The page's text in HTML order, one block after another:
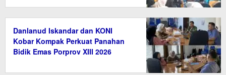
Danlanud Iskandar dan KONI
Kobar Kompak Perkuat Panahan
Bidik Emas Porprov XIII 2026